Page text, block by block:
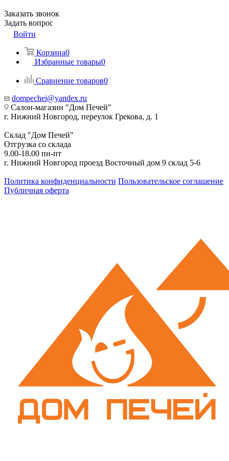
Заказать звонок
Задать вопрос
Войти
Корзина0
Избранные товары0
Сравнение товаров0
dompechei@yandex.ru
Салон-магазин "Дом Печей"
г. Нижний Новгород, переулок Грекова, д. 1
Склад "Дом Печей"
Отгрузка со склада
9.00-18.00 пн-пт
г. Нижний Новгород проезд Восточный дом 9 склад 5-6
Политика конфиденциальности Пользовательское соглашение
Публичная оферта